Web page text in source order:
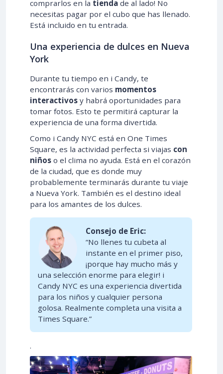
comprarlos en la tienda de al lado! No
necesitas pagar por el cubo que has llenado.
Está incluido en tu entrada.
Una experiencia de dulces en Nueva
York
Durante tu tiempo en i Candy, te
encontrarás con varios momentos
interactivos y habrá oportunidades para
tomar fotos. Esto te permitirá capturar la
experiencia de una forma divertida.
Como i Candy NYC está en One Times
Square, es la actividad perfecta si viajas con
niños o el clima no ayuda. Está en el corazón
de la ciudad, que es donde muy
probablemente terminarás durante tu viaje
a Nueva York. También es el destino ideal
para los amantes de los dulces.
Consejo de Eric:
“No llenes tu cubeta al
instante en el primer piso,
¡porque hay mucho más y
una selección enorme para elegir! i
Candy NYC es una experiencia divertida
para los niños y cualquier persona
golosa. Realmente completa una visita a
Times Square.”
.